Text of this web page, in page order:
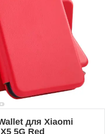
для Xiaomi
5G Red